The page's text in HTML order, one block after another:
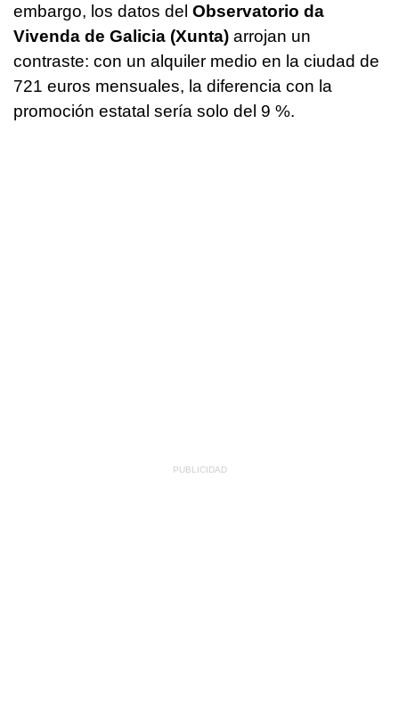
embargo, los datos del Observatorio da
Vivenda de Galicia (Xunta) arrojan un
contraste: con un alquiler medio en la ciudad de
721 euros mensuales, la diferencia con la
promoción estatal sería solo del 9 %.